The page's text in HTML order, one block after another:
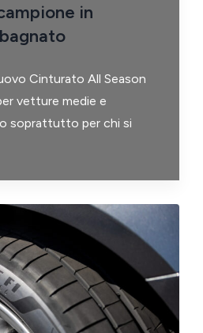
in
Cinturato All Season
vetture medie e
soprattutto per chi si